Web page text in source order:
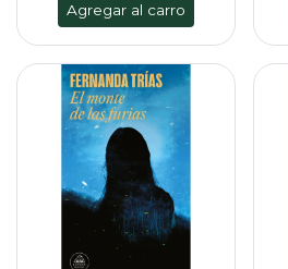
Agregar al carro